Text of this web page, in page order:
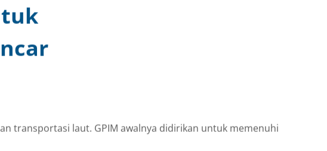
transportasi laut. GPIM awalnya didirikan untuk memenuhi